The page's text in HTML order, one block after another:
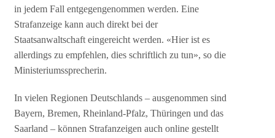
in jedem Fall entgegengenommen werden. Eine
Strafanzeige kann auch direkt bei der
Staatsanwaltschaft eingereicht werden. «Hier ist es
allerdings zu empfehlen, dies schriftlich zu tun», so die
Ministeriumssprecherin.
In vielen Regionen Deutschlands – ausgenommen sind
Bayern, Bremen, Rheinland-Pfalz, Thüringen und das
Saarland – können Strafanzeigen auch online gestellt